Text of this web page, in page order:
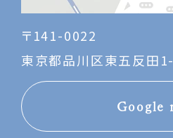
〒141-0022
東京都品川区東五反田
Google